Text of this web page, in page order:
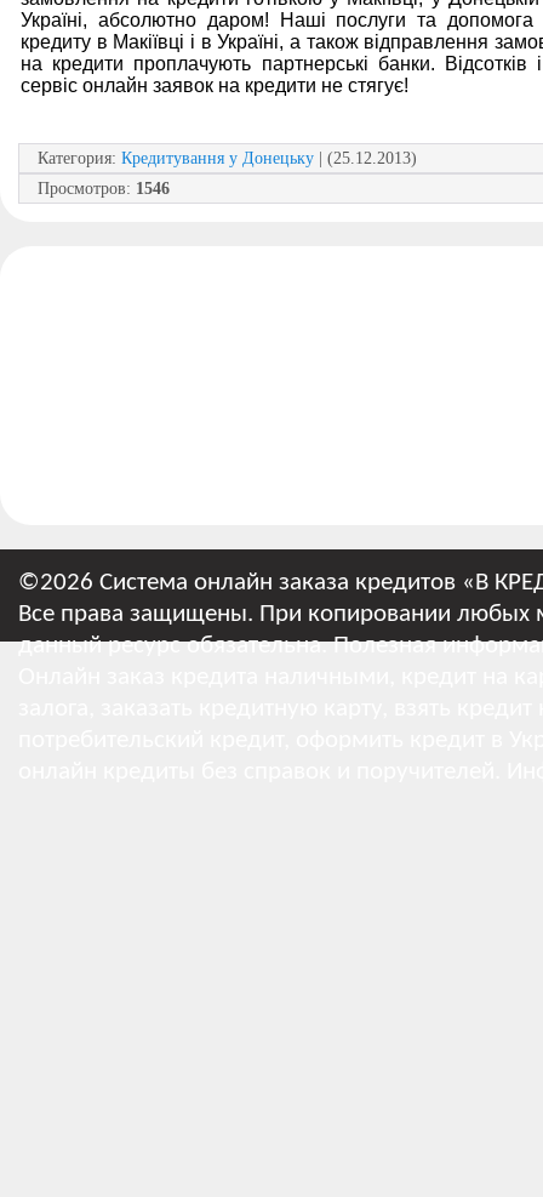
Україні, абсолютно даром! Наші послуги та допомога
кредиту в Макіївці і в Україні, а також відправлення
на кредити проплачують партнерські банки. Відсотків
сервіс онлайн заявок на кредити не стягує!
Категория: Кредитування у Донецьку | (25.12.2013)
Просмотров: 1546
©2026 Система онлайн заказа кредитов «В
Все права защищены. При копировании любых
данный ресурс обязательна.Полезная